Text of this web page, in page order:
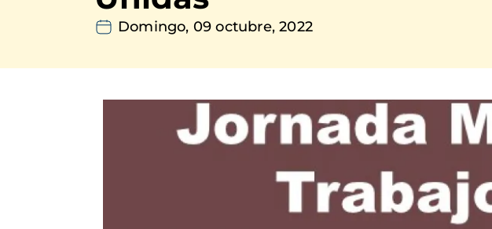
Domingo, 09 octubre, 2022